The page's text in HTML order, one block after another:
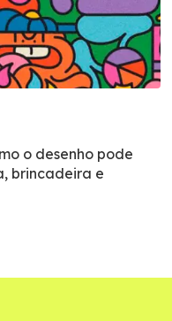
o desenho pode
brincadeira e